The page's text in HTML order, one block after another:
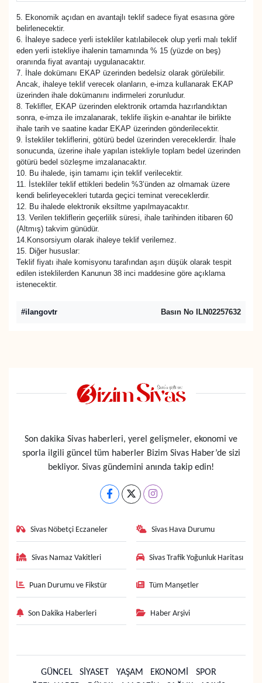
5. Ekonomik açıdan en avantajlı teklif sadece fiyat esasına göre
belirlenecektir.
6. İhaleye sadece yerli istekliler katılabilecek olup yerli malı teklif
eden yerli istekliye ihalenin tamamında % 15 (yüzde on beş)
oranında fiyat avantajı uygulanacaktır.
7. İhale dokümanı EKAP üzerinden bedelsiz olarak görülebilir.
Ancak, ihaleye teklif verecek olanların, e-imza kullanarak EKAP
üzerinden ihale dokümanını indirmeleri zorunludur.
8. Teklifler, EKAP üzerinden elektronik ortamda hazırlandıktan
sonra, e-imza ile imzalanarak, teklife ilişkin e-anahtar ile birlikte
ihale tarih ve saatine kadar EKAP üzerinden gönderilecektir.
9. İstekliler tekliflerini, götürü bedel üzerinden vereceklerdir. İhale
sonucunda, üzerine ihale yapılan istekliyle toplam bedel üzerinden
götürü bedel sözleşme imzalanacaktır.
10. Bu ihalede, işin tamamı için teklif verilecektir.
11. İstekliler teklif ettikleri bedelin %3’ünden az olmamak üzere
kendi belirleyecekleri tutarda geçici teminat vereceklerdir.
12. Bu ihalede elektronik eksiltme yapılmayacaktır.
13. Verilen tekliflerin geçerlilik süresi, ihale tarihinden itibaren 60
(Altmış) takvim günüdür.
14.Konsorsiyum olarak ihaleye teklif verilemez.
15. Diğer hususlar:
Teklif fiyatı ihale komisyonu tarafından aşırı düşük olarak tespit
edilen isteklilerden Kanunun 38 inci maddesine göre açıklama
istenecektir.
#ilangovtr Basın No ILN02257632
Son dakika Sivas haberleri, yerel gelişmeler, ekonomi ve
sporla ilgili güncel tüm haberler Bizim Sivas Haber’de sizi
bekliyor. Sivas gündemini anında takip edin!
Sivas Nöbetçi Eczaneler Sivas Hava Durumu
Sivas Namaz Vakitleri Sivas Trafik Yoğunluk Haritası
Puan Durumu ve Fikstür Tüm Manşetler
Son Dakika Haberleri Haber Arşivi
GÜNCEL SİYASET YAŞAM EKONOMİ
SPOR